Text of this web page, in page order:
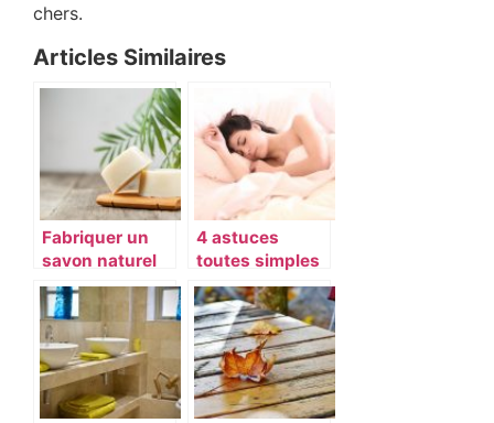
chers.
Articles Similaires
Fabriquer un
savon naturel
fait maison
plus efficace
que les gels
désinfectants
4 astuces
toutes simples
pour bien
dormir la nuit